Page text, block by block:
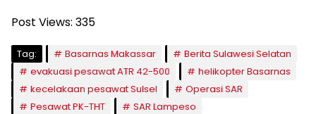
Post Views: 335
Tag: Basarnas Makassar
Berita Sulawesi Selatan
evakuasi pesawat ATR 42-500
helikopter Basarnas
kecelakaan pesawat Sulsel
Operasi SAR
Pesawat PK-THT
SAR Lampeso